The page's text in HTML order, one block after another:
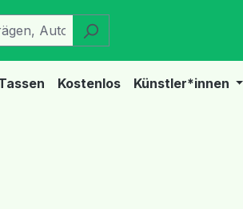
Kostenlos Künstler*innen